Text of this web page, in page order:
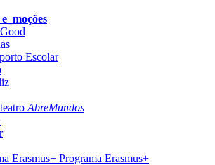
e_moções
Escolar
AbreMundos
Programa Erasmus+